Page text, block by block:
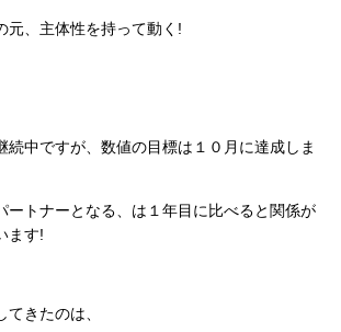
、主体性を持って動く!
中ですが、数値の目標は１０月に達成しま
トナーとなる、は１年目に比べると関係が
ます!
きたのは、